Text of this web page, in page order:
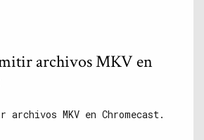
archivos MKV en
archivos MKV en Chromecast.